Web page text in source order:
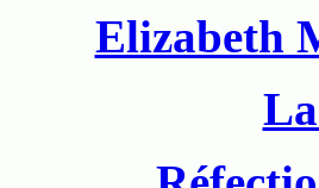
Elizabeth